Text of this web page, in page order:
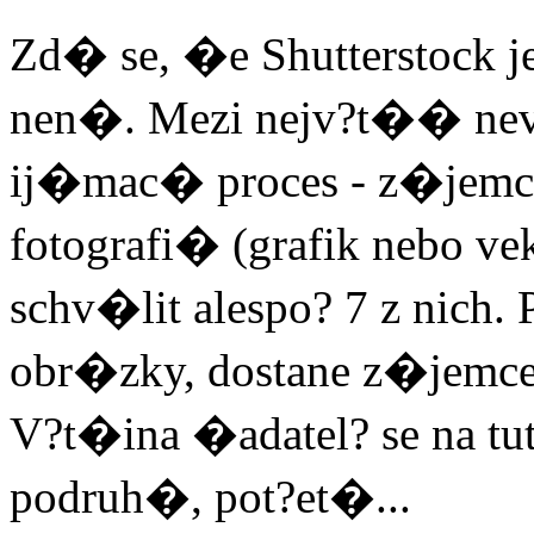
Zd� se, �e Shutterstock
nen�. Mezi nejv?t��
ij�mac� proces -
fotografi� (grafik nebo
schv�lit alespo? 7 z
obr�zky, dostane
V?t�ina �adatel? se na
podruh�, pot?et�...